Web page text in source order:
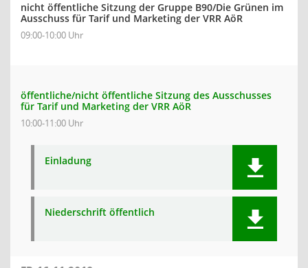
nicht öffentliche Sitzung der Gruppe B90/Die Grünen im
Ausschuss für Tarif und Marketing der VRR AöR
09:00-10:00 Uhr
öffentliche/nicht öffentliche Sitzung des Ausschusses
für Tarif und Marketing der VRR AöR
10:00-11:00 Uhr
Einladung
Niederschrift öffentlich